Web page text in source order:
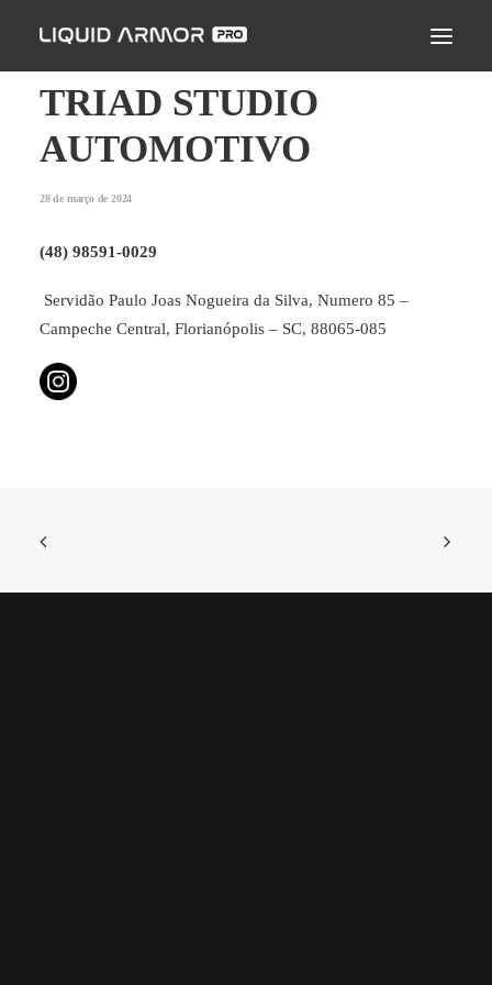
LIQUID ARMOR PRO
MODO DE APLICAÇÃO
ENCONTRE UM APLICADOR
PERGUNTAS FREQUENTES
TRIAD STUDIO
AUTOMOTIVO
28 de março de 2024
(48) 98591-0029
Servidão Paulo Joas Nogueira da Silva, Numero 85 –
Campeche Central, Florianópolis – SC, 88065-085